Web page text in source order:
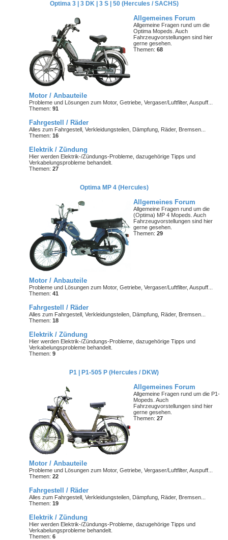
Optima 3 | 3 DK | 3 S | 50 (Hercules / SACHS)
Allgemeines Forum
Allgemeine Fragen rund um die
Optima Mopeds. Auch
Fahrzeugvorstellungen sind hier
gerne gesehen.
Themen: 68
Motor / Anbauteile
Probleme und Lösungen zum Motor, Getriebe, Vergaser/Luftfilter, Auspuff...
Themen: 91
Fahrgestell / Räder
Alles zum Fahrgestell, Verkleidungsteilen, Dämpfung, Räder, Bremsen...
Themen: 16
Elektrik / Zündung
Hier werden Elektrik-/Zündungs-Probleme, dazugehörige Tipps und
Verkabelungsprobleme behandelt.
Themen: 27
Optima MP 4 (Hercules)
Allgemeines Forum
Allgemeine Fragen rund um die
(Optima) MP 4 Mopeds. Auch
Fahrzeugvorstellungen sind hier
gerne gesehen.
Themen: 29
Motor / Anbauteile
Probleme und Lösungen zum Motor, Getriebe, Vergaser/Luftfilter, Auspuff...
Themen: 41
Fahrgestell / Räder
Alles zum Fahrgestell, Verkleidungsteilen, Dämpfung, Räder, Bremsen...
Themen: 18
Elektrik / Zündung
Hier werden Elektrik-/Zündungs-Probleme, dazugehörige Tipps und
Verkabelungsprobleme behandelt.
Themen: 9
P1 | P1-505 P (Hercules / DKW)
Allgemeines Forum
Allgemeine Fragen rund um die P1-
Mopeds. Auch
Fahrzeugvorstellungen sind hier
gerne gesehen.
Themen: 27
Motor / Anbauteile
Probleme und Lösungen zum Motor, Getriebe, Vergaser/Luftfilter, Auspuff...
Themen: 22
Fahrgestell / Räder
Alles zum Fahrgestell, Verkleidungsteilen, Dämpfung, Räder, Bremsen...
Themen: 19
Elektrik / Zündung
Hier werden Elektrik-/Zündungs-Probleme, dazugehörige Tipps und
Verkabelungsprobleme behandelt.
Themen: 6